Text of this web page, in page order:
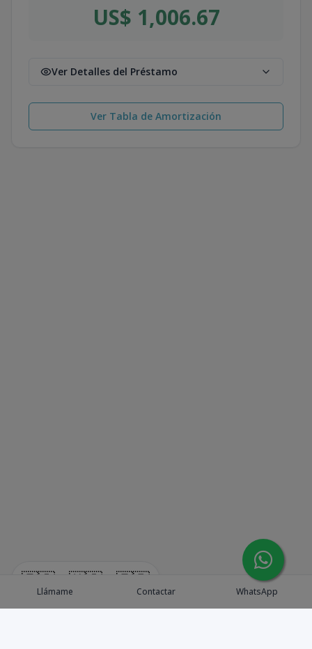
🇪🇸 🇺🇸 🇫🇷
US$ 1,006.67
Ver Detalles del Préstamo
Ver Tabla de Amortización
Llámame Contactar WhatsApp